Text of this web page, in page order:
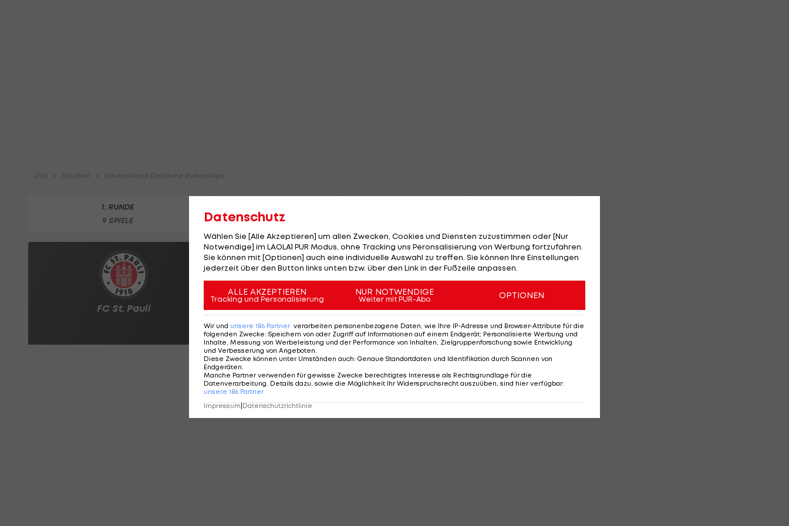
Datenschutz
Wählen Sie [Alle Akzeptieren] um allen Zwecken, Cookies und Diensten zuzustimmen oder [Nur
Notwendige] im LAOLA1 PUR Modus, ohne Tracking uns Peronsalisierung von Werbung fortzufahren.
Sie können mit [Optionen] auch eine individuelle Auswahl zu treffen. Sie können Ihre Einstellungen
jederzeit über den Button links unten bzw. über den Link in der Fußzeile anpassen.
ALLE AKZEPTIEREN
Tracking und Personalisierung
NUR NOTWENDIGE
Weiter mit PUR-Abo OPTIONEN
Wir und unsere 186 Partner verarbeiten personenbezogene Daten, wie Ihre IP-Adresse und Browser-Attribute für die
folgenden Zwecke: Speichern von oder Zugriff auf Informationen auf einem Endgerät; Personalisierte Werbung und
Inhalte, Messung von Werbeleistung und der Performance von Inhalten, Zielgruppenforschung sowie Entwicklung
und Verbesserung von Angeboten
Diese Zwecke können unter Umständen auch: Genaue Standortdaten und Identifikation durch Scannen von
Endgeräten
Manche Partner verwenden für gewisse Zwecke berechtigtes Interesse als Rechtsgrundlage für die
Datenverarbeitung. Details dazu, sowie die Möglichkeit Ihr Widerspruchsrecht auszuüben, sind hier verfügbar:
unsere 186 Partner
Impressum|Datenschutzrichtlinie